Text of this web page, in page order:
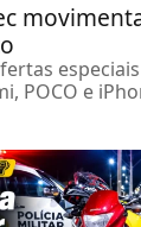
POCO e